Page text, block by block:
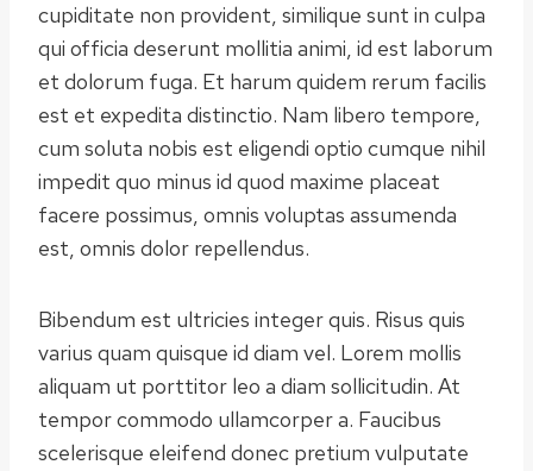
cupiditate non provident, similique sunt in culpa
qui officia deserunt mollitia animi, id est laborum
et dolorum fuga. Et harum quidem rerum facilis
est et expedita distinctio. Nam libero tempore,
cum soluta nobis est eligendi optio cumque nihil
impedit quo minus id quod maxime placeat
facere possimus, omnis voluptas assumenda
est, omnis dolor repellendus.
Bibendum est ultricies integer quis. Risus quis
varius quam quisque id diam vel. Lorem mollis
aliquam ut porttitor leo a diam sollicitudin. At
tempor commodo ullamcorper a. Faucibus
scelerisque eleifend donec pretium vulputate